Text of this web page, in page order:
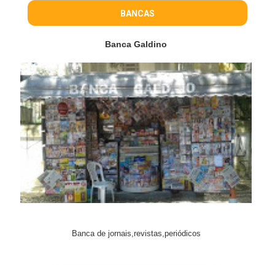
BANCAS
Banca Galdino
Banca de jornais,revistas,periódicos